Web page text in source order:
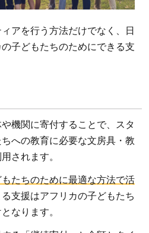
アを行う方法だけでなく、日
子どもたちのためにできる支
機関に寄付することで、スタ
への教育に必要な文房具・教
されます。
たちのために最適な方法で活
支援はアフリカの子どもたち
なります。